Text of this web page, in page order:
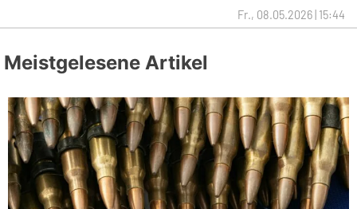
Fr., 08.05.2026 | 15:44
Meistgelesene Artikel